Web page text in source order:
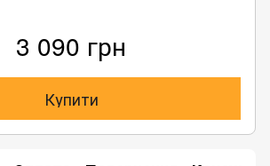
3 090 грн
Купити